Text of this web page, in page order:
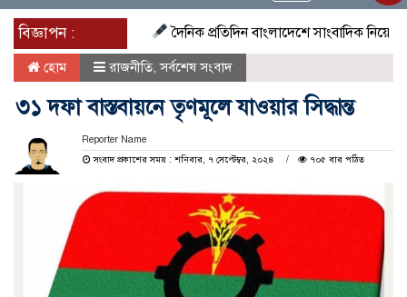
navigation
বিজ্ঞাপন :
দৈনিক প্রতিদিন বাংলাদেশে সাংবাদিক নিয়োগ
হোম রাজনীতি,সর্বশেষ সংবাদ
৩১ দফা বাস্তবায়নে তৃণমূলে যাওয়ার সিদ্ধান্ত
Reporter Name
সংবাদ প্রকাশের সময় : শনিবার, ৭ সেপ্টেম্বর, ২০২৪
৭০৫ বার পঠিত